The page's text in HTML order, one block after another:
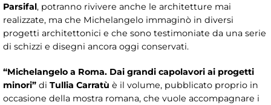
Parsifal, potranno rivivere anche le architetture mai
realizzate, ma che Michelangelo immaginò in diversi
progetti architettonici e che sono testimoniate da una serie
di schizzi e disegni ancora oggi conservati.
“Michelangelo a Roma. Dai grandi capolavori ai progetti
minori” di Tullia Carratù è il volume, pubblicato proprio in
occasione della mostra romana, che vuole accompagnare i